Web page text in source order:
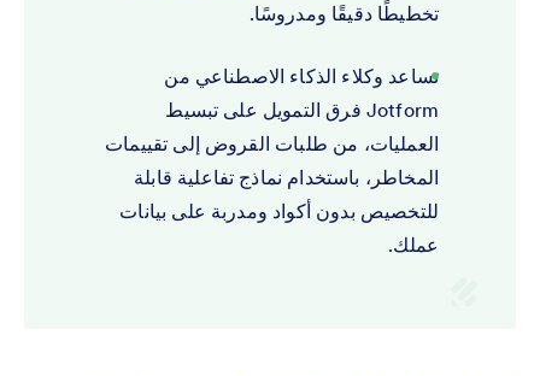
تخطيطًا دقيقًا ومدروسًا.
تساعد وكلاء الذكاء الاصطناعي من
Jotform فرق التمويل على تبسيط
العمليات، من طلبات القروض إلى تقييمات
المخاطر، باستخدام نماذج تفاعلية قابلة
للتخصيص بدون أكواد ومدربة على بيانات
عملك.